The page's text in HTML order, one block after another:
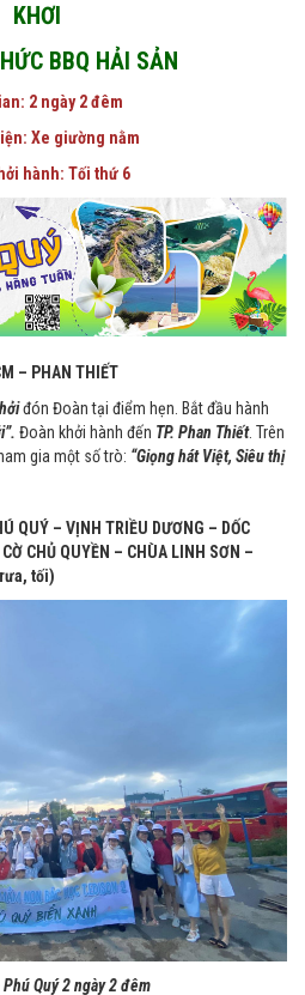
KHƠI
BBQ HẢI SẢN
: 2 ngày 2 đêm
Xe giường nằm
hành: Tối thứ 6
– PHAN THIẾT
đón Đoàn tại điểm hẹn. Bắt đầu hành
Đoàn khởi hành đến TP. Phan Thiết. Trên
gia một số trò: “Giọng hát Việt, Siêu thị
QUÝ – VỊNH TRIỀU DƯƠNG – DỐC
CHỦ QUYỀN – CHÙA LINH SƠN –
tối)
Phú Quý 2 ngày 2 đêm